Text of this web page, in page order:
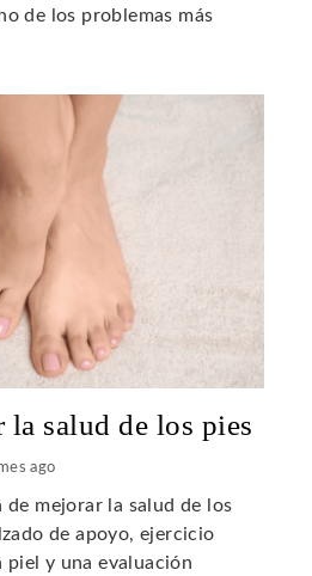
de los problemas más
la salud de los pies
ago
de mejorar la salud de los
de apoyo, ejercicio
y una evaluación